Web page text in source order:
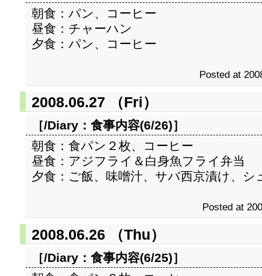
朝食：パン、コーヒー
昼食：チャーハン
夕食：パン、コーヒー
Posted at
2008.06.27 （Fri）
［/Diary： 食事内容(6/26)］
朝食：食パン２枚、コーヒー
昼食：アジフライ＆白身魚フライ弁当
夕食：ご飯、味噌汁、サバ西京漬け、シ
Posted at
2008.06.26 （Thu）
［/Diary： 食事内容(6/25)］